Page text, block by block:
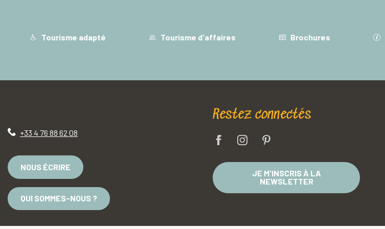
Tourisme adapté Tourisme d'affaires Brochures
+33 4 76 88 62 08
NOUS ÉCRIRE
QUI SOMMES-NOUS ?
Restez connectés
JE M'INSCRIS À LA
NEWSLETTER